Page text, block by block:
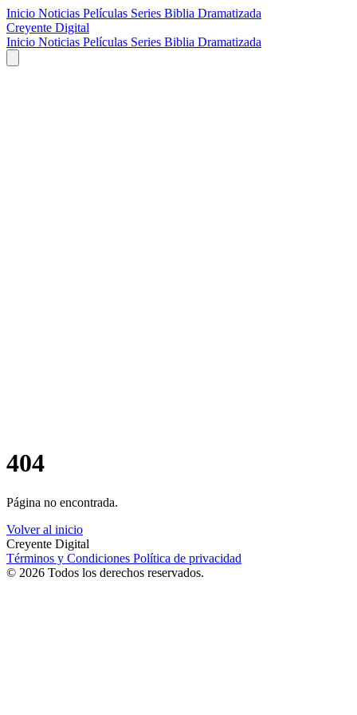
Inicio Noticias Películas Series Biblia Dramatizada
Creyente Digital
Inicio Noticias Películas Series Biblia Dramatizada
404
Página no encontrada.
Volver al inicio
Creyente Digital
Términos y Condiciones Política de privacidad
© 2026 Todos los derechos reservados.